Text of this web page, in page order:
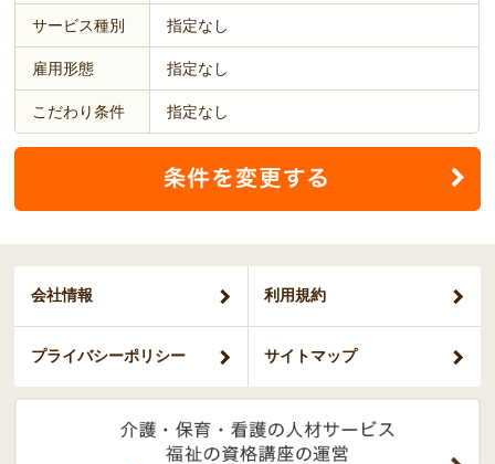
サービス種別 指定なし
雇用形態 指定なし
こだわり条件 指定なし
会社情報 利用規約
プライバシーポリシー サイトマップ